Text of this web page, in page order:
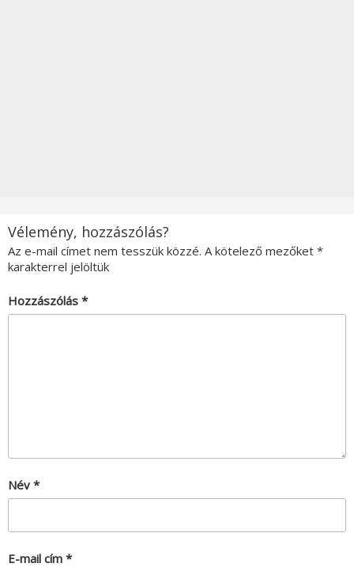
Vélemény, hozzászólás?
Az e-mail címet nem tesszük közzé. A kötelező mezőket *
karakterrel jelöltük
Hozzászólás *
Név *
E-mail cím *